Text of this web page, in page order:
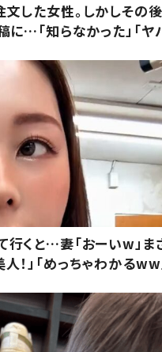
した女性。しかしその後
…「知らなかった」「ヤ
くと…妻「おーいw」ま
！」「めっちゃわかるww